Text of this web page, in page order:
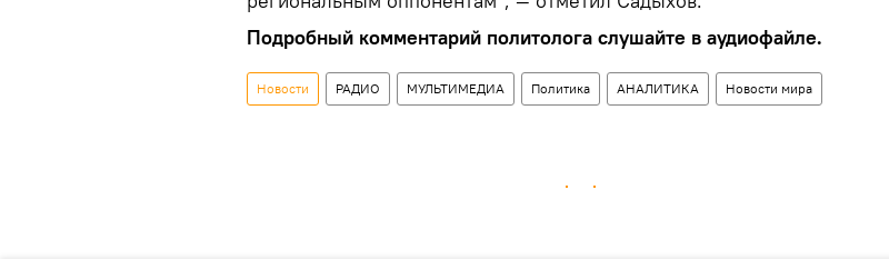
Подробный комментарий политолога слушайте в аудиофайле.
Новости РАДИО МУЛЬТИМЕДИА Политика АНАЛИТИКА Новости мира